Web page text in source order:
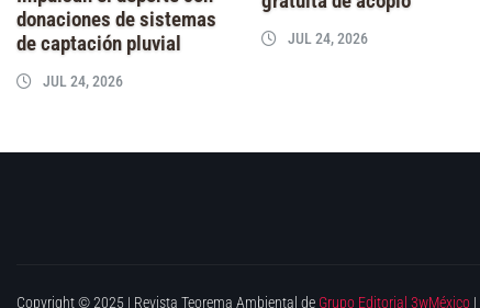
donaciones de sistemas
de captación pluvial
JUL 24, 2026
JUL 24, 2026
Copyright © 2025 | Revista Teorema Ambiental de Grupo Editorial 3wMéxico |